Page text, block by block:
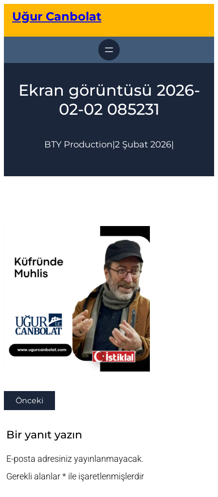
geçUğur Canbolat
Ekran görüntüsü 2026-
02-02 085231
BTY Production|2 Şubat 2026|
Önceki
Bir yanıt yazın
E-posta adresiniz yayınlanmayacak.
Gerekli alanlar* ile işaretlenmişlerdir